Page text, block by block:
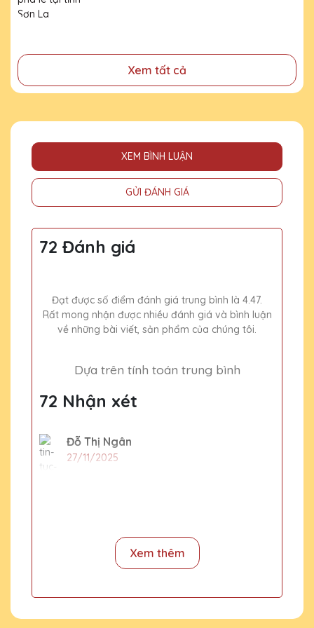
đã cống hiến, đóng góp cho doanh nghiệp, cho cộng
đồng
Xem tất cả
XEM BÌNH LUẬN
GỬI ĐÁNH GIÁ
72 Đánh giá
Đạt được số điểm đánh giá trung bình là 4.47.
Rất mong nhận được nhiều đánh giá và bình luận
về những bài viết, sản phẩm của chúng tôi.
Dựa trên tính toán trung bình
72 Nhận xét
Đỗ Thị Ngân
27/11/2025
27/11/2025
Xem thêm